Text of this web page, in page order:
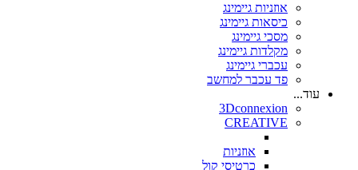
אוזניות גיימינג
כיסאות גיימינג
מסכי גיימינג
מקלדות גיימינג
עכברי גיימינג
פד עכבר למחשב
עוד...
3Dconnexion
CREATIVE
אוזניות
כרטיסי קול